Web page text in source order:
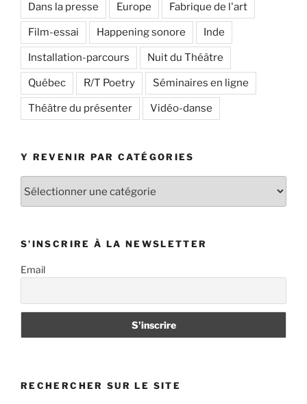
Dans la presse Europe Fabrique de l'art
Film-essai Happening sonore Inde
Installation-parcours Nuit du Théâtre
Québec R/T Poetry Séminaires en ligne
Théâtre du présenter Vidéo-danse
Y REVENIR PAR CATÉGORIES
S’INSCRIRE À LA NEWSLETTER
Email
RECHERCHER SUR LE SITE